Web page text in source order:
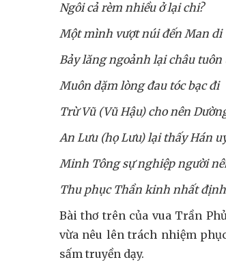
Ngôi cả rèm nhiều ở lại chi?
Một mình vượt núi đến Man di
Bảy lăng ngoảnh lại châu
Muôn dặm lòng đau tóc bạc đi
Trừ Vũ (Vũ Hậu) cho nên
An Lưu (họ Lưu) lại thấy Hán
Minh Tông sự nghiệp người
Thu phục Thần kinh nhất
Bài thơ trên của vua Trần
vừa nêu lên trách nhiệm
sấm truyền dạy.